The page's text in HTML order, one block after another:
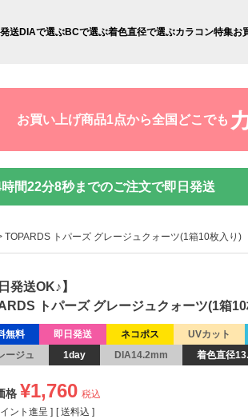
送DIAで選ぶBCで選ぶ着色直径で選ぶカラコン特集お
お買い上げ商品1点から全国どこでも
間22分7秒までのご注文で即日発送
TOPARDS トパーズ グレージュクォーツ(1箱10枚入り)
発送OK♪】
トパーズ グレージュクォーツ(1箱
無料 即日発送 ネコポス UVカット
ージュ
1day DIA14.2mm 着色直径
格 ¥1,760 税込
ント進呈 ] 送料込